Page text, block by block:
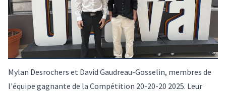
Mylan Desrochers et David Gaudreau-Gosselin, membres de
l'équipe gagnante de la Compétition 20-20-20 2025. Leur